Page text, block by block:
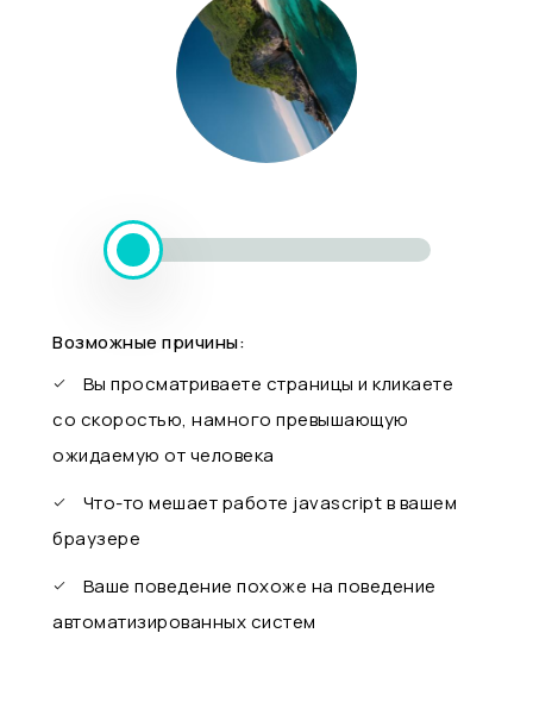
Возможные причины:
Вы просматриваете страницы и кликаете
со скоростью, намного превышающую
ожидаемую от человека
Что-то мешает работе javascript в вашем
браузере
Ваше поведение похоже на поведение
автоматизированных систем